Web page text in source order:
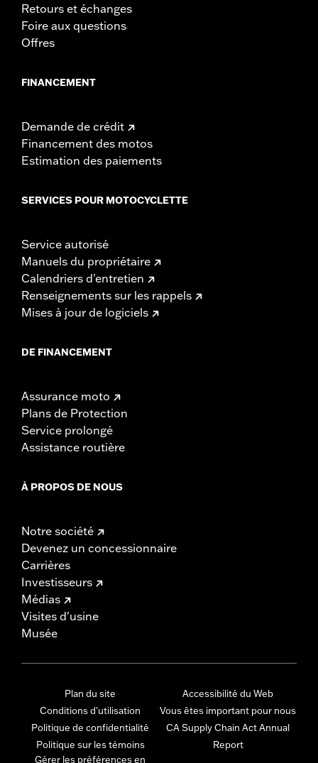
Retours et échanges
Foire aux questions
Offres
FINANCEMENT
Demande de crédit
Financement des motos
Estimation des paiements
SERVICES POUR MOTOCYCLETTE
Service autorisé
Manuels du propriétaire
Calendriers d'entretien
Renseignements sur les rappels
Mises à jour de logiciels
DE FINANCEMENT
Assurance moto
Plans de Protection
Service prolongé
Assistance routière
À PROPOS DE NOUS
Notre société
Devenez un concessionnaire
Carrières
Investisseurs
Médias
Visites d'usine
Musée
Plan du site
Conditions d'utilisation
Politique de confidentialité
Politique sur les témoins
Gérer les préférences en
Accessibilité du Web
Vous êtes important pour nous
CA Supply Chain Act Annual
Report